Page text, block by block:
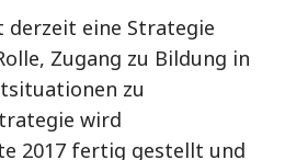
derzeit eine Strategie
Zugang zu Bildung in
zu
wird
2017 fertig gestellt und